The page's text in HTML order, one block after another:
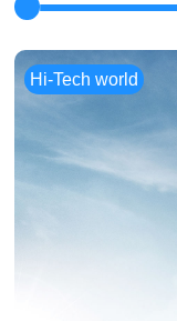
Hi-Tech world